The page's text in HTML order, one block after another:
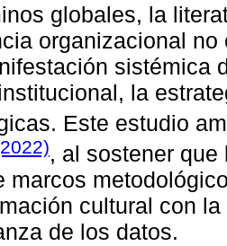
globales, la
organizacional
sistémica
la
Este estudio
, al sostener
marcos
cultural con
de los datos.